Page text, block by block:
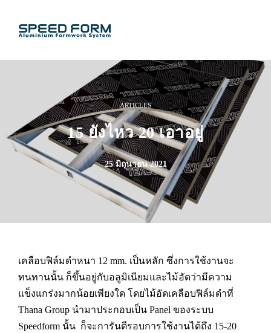
ARTICLES
15 ยังไหว 20 เอาอยู่
25 มิถุนายน 2021
เคลือบฟิล์มดำหนา 12 mm. เป็นหลัก ซึ่งการใช้งานจะ
ทนทานนั้น ก็ขึ้นอยู่กับอลูมิเนียมและไม้อัดว่ามีความ
แข็งแกร่งมากน้อยเพียงใด โดยไม้อัดเคลือบฟิล์มดำที่
Thana Group นำมาประกอบเป็น Panel ของระบบ
Speedform นั้น ก็จะการันตีรอบการใช้งานได้ถึง 15-20